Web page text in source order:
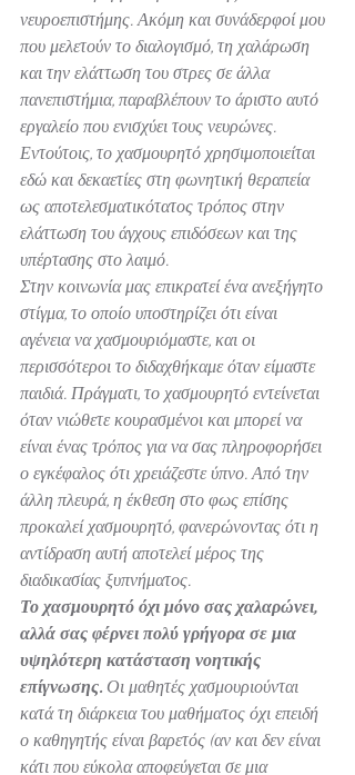
νευροεπιστήμης. Ακόμη και συνάδερφοί μου
που μελετούν το διαλογισμό, τη χαλάρωση
και την ελάττωση του στρες σε άλλα
πανεπιστήμια, παραβλέπουν το άριστο αυτό
εργαλείο που ενισχύει τους νευρώνες.
Εντούτοις, το χασμουρητό χρησιμοποιείται
εδώ και δεκαετίες στη φωνητική θεραπεία
ως αποτελεσματικότατος τρόπος στην
ελάττωση του άγχους επιδόσεων και της
υπέρτασης στο λαιμό.
Στην κοινωνία μας επικρατεί ένα ανεξήγητο
στίγμα, το οποίο υποστηρίζει ότι είναι
αγένεια να χασμουριόμαστε, και οι
περισσότεροι το διδαχθήκαμε όταν είμαστε
παιδιά. Πράγματι, το χασμουρητό εντείνεται
όταν νιώθετε κουρασμένοι και μπορεί να
είναι ένας τρόπος για να σας πληροφορήσει
ο εγκέφαλος ότι χρειάζεστε ύπνο. Από την
άλλη πλευρά, η έκθεση στο φως επίσης
προκαλεί χασμουρητό, φανερώνοντας ότι η
αντίδραση αυτή αποτελεί μέρος της
διαδικασίας ξυπνήματος.
Το χασμουρητό όχι μόνο σας χαλαρώνει,
αλλά σας φέρνει πολύ γρήγορα σε μια
υψηλότερη κατάσταση νοητικής
επίγνωσης. Οι μαθητές χασμουριούνται
κατά τη διάρκεια του μαθήματος όχι επειδή
ο καθηγητής είναι βαρετός (αν και δεν είναι
κάτι που εύκολα αποφεύγεται σε μια